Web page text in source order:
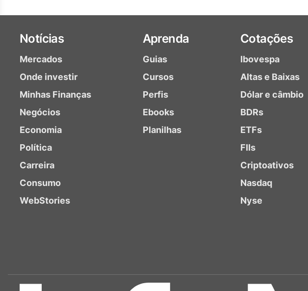
Notícias
Mercados
Onde investir
Minhas Finanças
Negócios
Economia
Política
Carreira
Consumo
WebStories
Aprenda
Guias
Cursos
Perfis
Ebooks
Planilhas
Cotações
Ibovespa
Altas e Baixas
Dólar e câmbio
BDRs
ETFs
FIIs
Criptoativos
Nasdaq
Nyse